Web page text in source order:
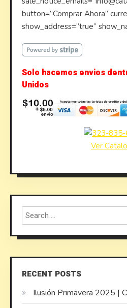
button=”Comprar Ahora”
show_address=”true”
Solo hacemos envios
Unidos
Ver
RECENT POSTS
Ilusión Primavera 2025 |